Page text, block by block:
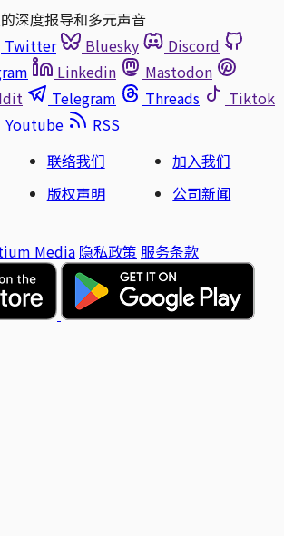
深度报导和多元声音
Twitter Bluesky
Discord
Linkedin
Mastodon
Telegram Threads
Tiktok
Youtube
RSS
联络我们
加入我们
版权声明
公司新闻
Media 隐私政策 服务条款